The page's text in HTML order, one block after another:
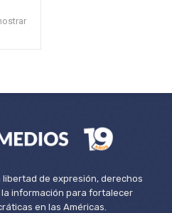
de expresión, derechos
información para fortalecer
en las Américas.